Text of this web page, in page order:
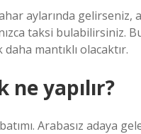
aylarında
taksi bulabilirsiniz.
mantıklı olacaktır.
yapılır?
Arabasız adaya